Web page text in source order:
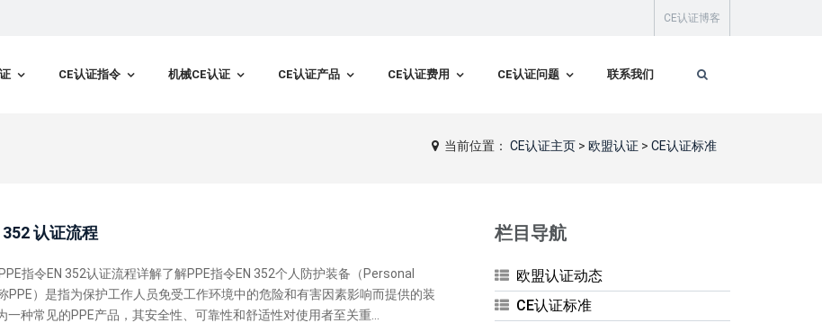
CE认证博客
CE认证指令 机械CE认证 CE认证产品 CE认证费用 CE认证问题 联系我们
当前位置： CE认证主页 > 欧盟认证 > CE认证标准
352 认证流程
指令EN 352认证流程详解了解PPE指令EN 352个人防护装备（Personal
）是指为保护工作人员免受工作环境中的危险和有害因素影响而提供的装
种常见的PPE产品，其安全性、可靠性和舒适性对使用者至关重...
栏目导航
欧盟认证动态
CE认证标准